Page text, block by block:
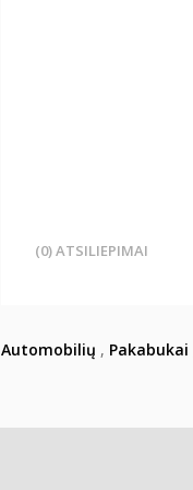
(0) ATSILIEPIMAI
Automobilių , Pakabukai